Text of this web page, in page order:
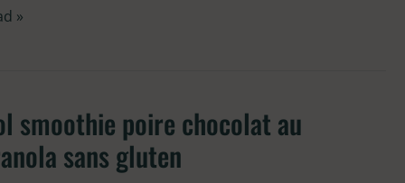
»
smoothie poire chocolat au
sans gluten